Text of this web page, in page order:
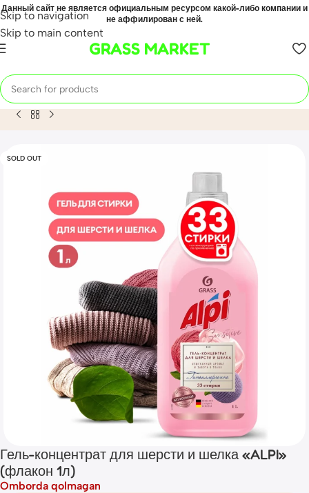
Skip to navigation
Skip to main content
Данный сайт не является официальным ресурсом какой-либо компании и
не аффилирован с ней.
GRASS MARKET
Home Mahsulot Гель-концентрат для шерсти и шелка
SOLD OUT
Гель-концентрат для шерсти и шелка «ALPI»
(флакон 1л)
Omborda qolmagan